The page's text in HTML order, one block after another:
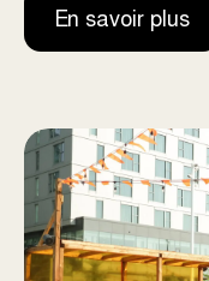
En savoir plus